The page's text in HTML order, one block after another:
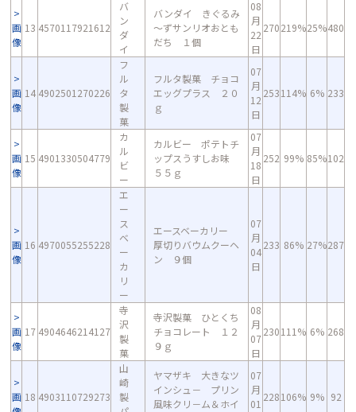
画
像
13 4570117921612
バ
ン
ダ
イ
バンダイ きぐるみ
～ずサンリオおとも
だち １個
08
月
22
日
270219%25%480
画
像
14 4902501270226
フ
ル
タ
製
菓
フルタ製菓 チョコ
エッグプラス ２０
ｇ
07
月
12
日
253114% 6% 233
画
像
15 4901330504779
カ
ル
ビ
ー
カルビー ポテトチ
ップスうすしお味
５５ｇ
07
月
18
日
252 99% 85%102
画
像
16 4970055255228
エ
ー
ス
ベ
ー
カ
リ
ー
エースベーカリー
厚切りバウムクーヘ
ン ９個
07
月
04
日
233 86% 27%287
画
像
17 4904646214127
寺
沢
製
菓
寺沢製菓 ひとくち
チョコレート １２
９ｇ
08
月
07
日
230111% 6% 268
画 18 4903110729273
山
崎
製
ヤマザキ 大きなツ
インシュ－ プリン
風味クリ－ム＆ホイ
07
月
01
228106% 9% 92